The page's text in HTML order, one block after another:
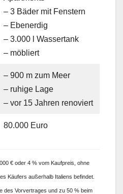
– 3 Bäder mit Fenstern
– Ebenerdig
– 3.000 l Wassertank
– möbliert
– 900 m zum Meer
– ruhige Lage
– vor 15 Jahren renoviert
80.000 Euro
€ oder 4 % vom Kaufpreis, ohne
Käufers außerhalb Italiens befindet.
des Vorvertrages und zu 50 % beim